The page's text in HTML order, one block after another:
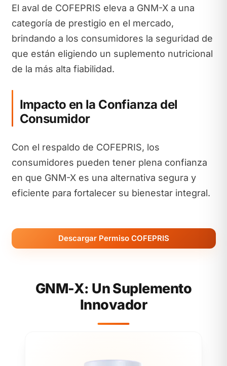
El aval de COFEPRIS eleva a GNM-X a una
categoría de prestigio en el mercado,
brindando a los consumidores la seguridad de
que están eligiendo un suplemento nutricional
de la más alta fiabilidad.
Impacto en la Confianza del
Consumidor
Con el respaldo de COFEPRIS, los
consumidores pueden tener plena confianza
en que GNM-X es una alternativa segura y
eficiente para fortalecer su bienestar integral.
Descargar Permiso COFEPRIS
GNM-X: Un Suplemento
Innovador